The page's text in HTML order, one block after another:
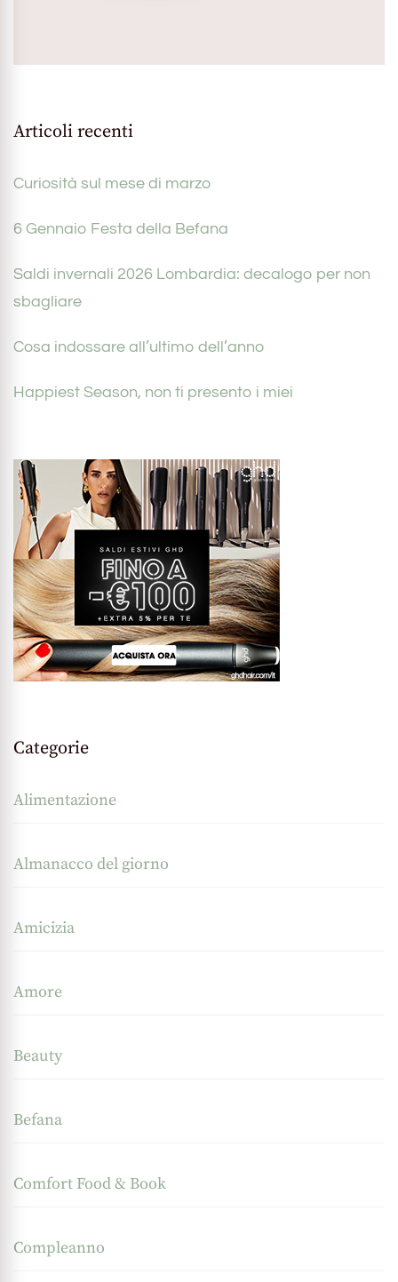
Articoli recenti
Curiosità sul mese di marzo
6 Gennaio Festa della Befana
Saldi invernali 2026 Lombardia: decalogo per non
sbagliare
Cosa indossare all’ultimo dell’anno
Happiest Season, non ti presento i miei
Categorie
Alimentazione
Almanacco del giorno
Amicizia
Amore
Beauty
Befana
Comfort Food & Book
Compleanno